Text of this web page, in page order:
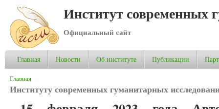
Институт современных
Официальный сайт
Главная Новости Об институте Публикации
Вы здесь
Главная
Институту современных гуманитарных